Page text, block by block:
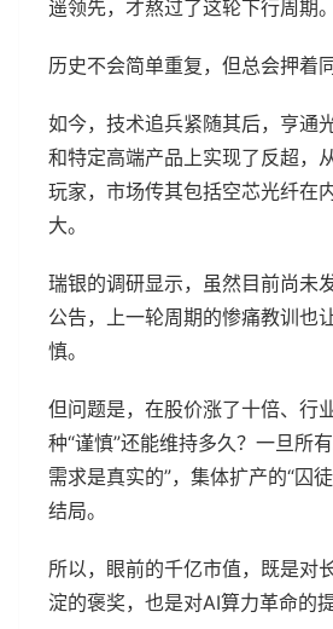
遥领先，才熬过了这轮下行周期。
历史不会简单重复，但总会押着
如今，技术追兵紧随其后，亨通
和特定高端产品上实现了反超，
玩家，市场传其包括空芯光纤在
大。
瑞银的调研显示，虽然目前尚未
公告，上一轮周期的惨痛教训也
慎。
但问题是，在股价涨了十倍、行
种“谨慎”还能维持多久？一旦所
需求是真实的”，集体扩产的“囚
结局。
所以，眼前的千亿市值，既是对
淀的褒奖，也是对AI算力革命的提